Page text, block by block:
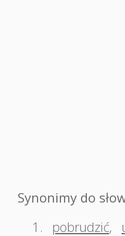
Synonimy do
1.
pobrudzić,